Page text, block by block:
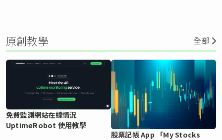
原創教學 全部
免費監測網站在線情況
UptimeRobot 使用教學
股票記帳 App 「My Stocks